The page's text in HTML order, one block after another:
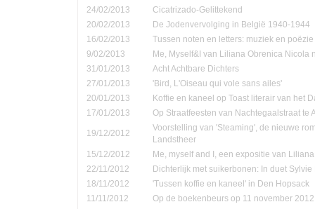
24/02/2013
Cicatrizado-Gelittekend
20/02/2013
De Jodenvervolging in België 1940-1944
16/02/2013
Tussen noten en letters: muziek en
9/02/2013
Me, Myself&I van Liliana Obrenica Nicola
31/01/2013
Acht Achtbare Dichters
27/01/2013
'Bird, L'Oiseau qui vole sans ailes'
20/01/2013
Koffie en kaneel op Toast literair van het
17/01/2013
Op Straatfeesten van Nachtegaalstraat te
19/12/2012
Voorstelling van 'Steaming', de nieuwe
Landstheer
15/12/2012
Me, myself and I, een expositie van
22/11/2012
Dichterlijk met suikerbonen: In duet
18/11/2012
'Tussen koffie en kaneel' in Den Hopsack
11/11/2012
Op de boekenbeurs op 11 november 2012